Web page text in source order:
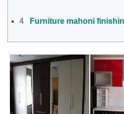
4 Furniture mahoni